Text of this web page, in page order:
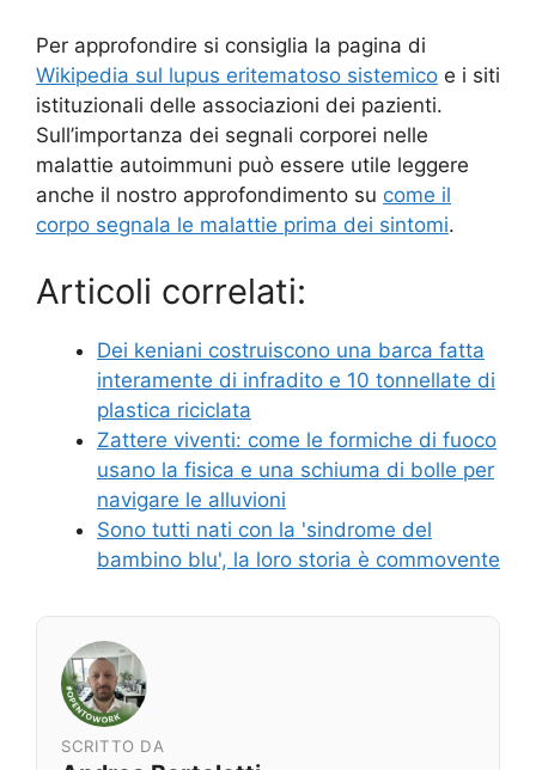
Per approfondire si consiglia la pagina di
Wikipedia sul lupus eritematoso sistemico e i siti
istituzionali delle associazioni dei pazienti.
Sull’importanza dei segnali corporei nelle
malattie autoimmuni può essere utile leggere
anche il nostro approfondimento su come il
corpo segnala le malattie prima dei sintomi.
Articoli correlati:
Dei keniani costruiscono una barca fatta
interamente di infradito e 10 tonnellate di
plastica riciclata
Zattere viventi: come le formiche di fuoco
usano la fisica e una schiuma di bolle per
navigare le alluvioni
Sono tutti nati con la 'sindrome del
bambino blu', la loro storia è commovente
SCRITTO DA